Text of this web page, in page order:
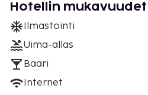
Hotellin mukavuudet
Ilmastointi
Uima-allas
Baari
Internet